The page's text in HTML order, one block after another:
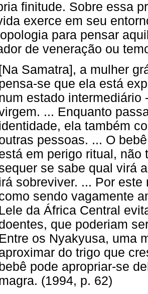
finitude. Sobre essa
exerce em seu
para pensar
de veneração ou
[Na Samatra], a mulher
se que ela está
estado intermediário
... Enquanto
ela também
pessoas. ... O
em perigo ritual, não
se sabe qual virá
sobreviver. ... Por
sendo vagamente
Lele da África Central
que poderiam
Entre os Nyakyusa, uma
do trigo que
bebê pode apropriar-se
(1994, p. 62)